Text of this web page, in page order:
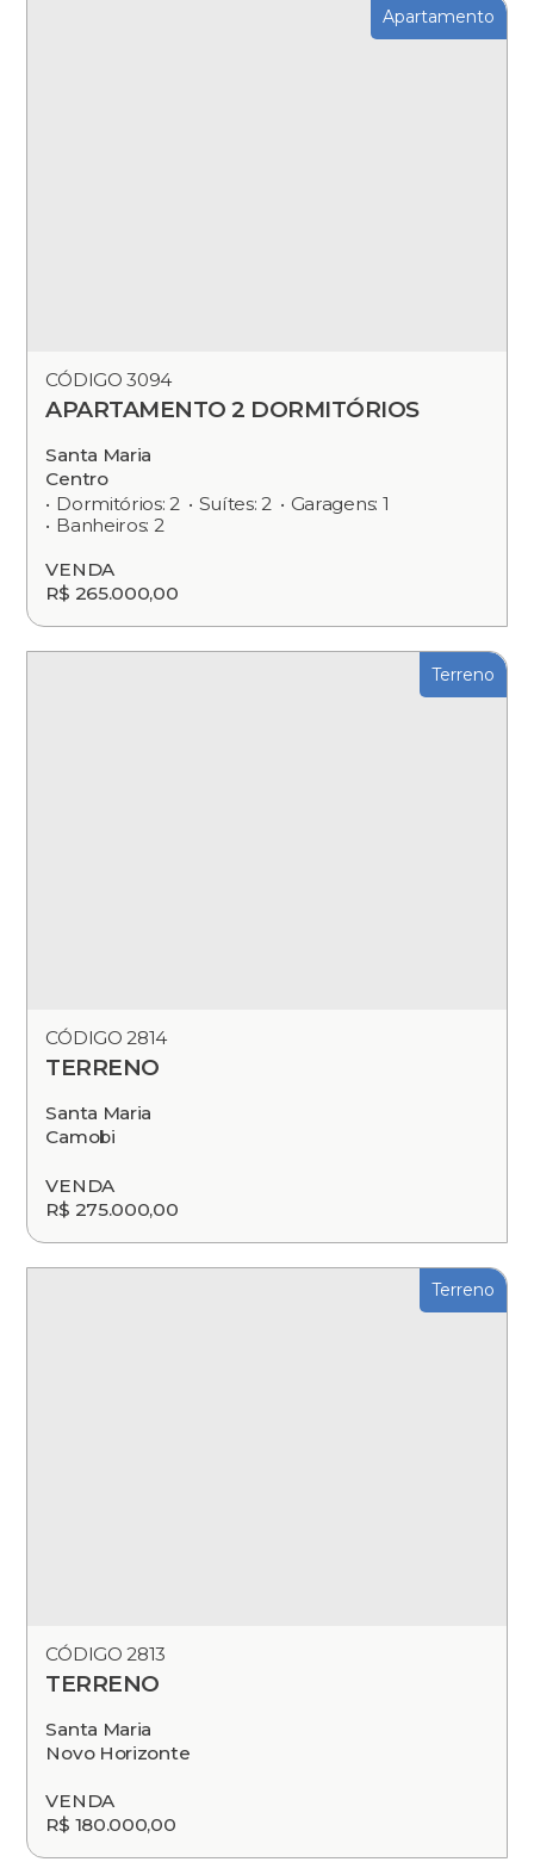
Apartamento
CÓDIGO 3094
APARTAMENTO 2 DORMITÓRIOS
Santa Maria
Centro
Dormitórios: 2
Suítes: 2
Garagens: 1
Banheiros: 2
VENDA
R$ 265.000,00
Terreno
CÓDIGO 2814
TERRENO
Santa Maria
Camobi
VENDA
R$ 275.000,00
Terreno
CÓDIGO 2813
TERRENO
Santa Maria
Novo Horizonte
VENDA
R$ 180.000,00